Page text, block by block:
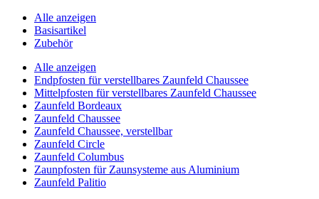
Alle anzeigen
Basisartikel
Zubehör
Alle anzeigen
Endpfosten für verstellbares Zaunfeld Chaussee
Mittelpfosten für verstellbares Zaunfeld Chaussee
Zaunfeld Bordeaux
Zaunfeld Chaussee
Zaunfeld Chaussee, verstellbar
Zaunfeld Circle
Zaunfeld Columbus
Zaunpfosten für Zaunsysteme aus Aluminium
Zaunfeld Palitio